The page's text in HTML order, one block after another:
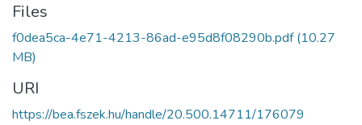
Files
f0dea5ca-4e71-4213-86ad-e95d8f08290b.pdf(10.27
MB)
URI
https://bea.fszek.hu/handle/20.500.14711/176079